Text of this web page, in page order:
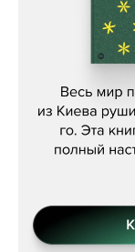
Женя